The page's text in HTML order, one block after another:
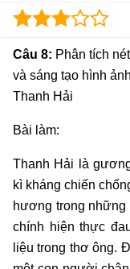
Câu 8: Phân tích
và sáng tạo hình
Thanh Hải
Bài làm:
Thanh Hải là
kì kháng chiến
hương trong những
chính hiện thực
liệu trong thơ ông.